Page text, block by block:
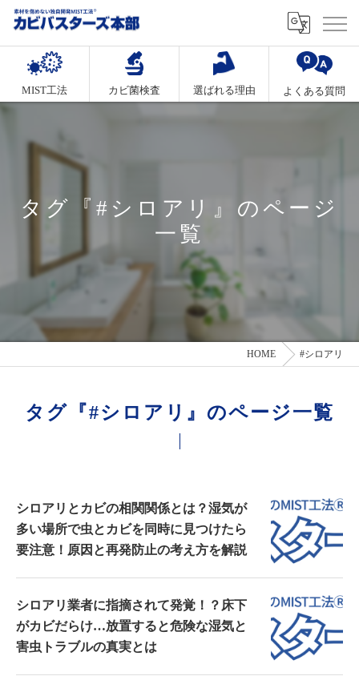
MIST工法 カビ菌検査 選ばれる理由 よくある質問
タグ『#シロアリ』のページ
一覧
HOME #シロアリ
タグ『#シロアリ』のページ一覧
シロアリとカビの相関関係とは？湿気が
多い場所で虫とカビを同時に見つけたら
要注意！原因と再発防止の考え方を解説
シロアリ業者に指摘されて発覚！？床下
がカビだらけ…放置すると危険な湿気と
害虫トラブルの真実とは